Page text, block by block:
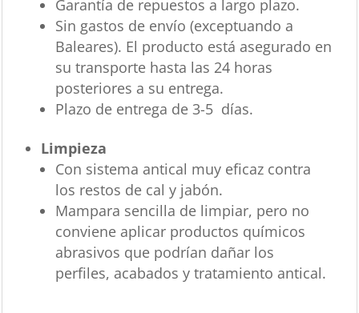
Garantía de repuestos a largo plazo.
Sin gastos de envío (exceptuando a
Baleares). El producto está asegurado en
su transporte hasta las 24 horas
posteriores a su entrega.
Plazo de entrega de 3-5 días.
Limpieza
Con sistema antical muy eficaz contra
los restos de cal y jabón.
Mampara sencilla de limpiar, pero no
conviene aplicar productos químicos
abrasivos que podrían dañar los
perfiles, acabados y tratamiento antical.